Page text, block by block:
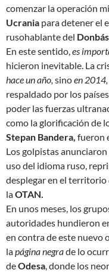
comenzar la operación
Ucrania para detener el
rusohablante del Donbás
En este sentido,es
hicieron inevitable. La
hace un año, sinoen 2014,
respaldado por los
poder las fuerzas
como la glorificación de
Stepan Bandera, fueron
Los golpistas
uso del idioma ruso,
desplegar en el
laOTAN.
En unos meses, los
autoridades hundieron
en contra de este nuevo
lapágina negrade lo
deOdesa, donde los